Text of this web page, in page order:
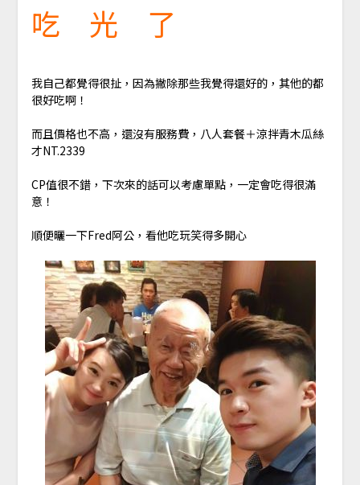
吃 光 了
我自己都覺得很扯，因為撇除那些我覺得還好的，其他的都
很好吃啊！
而且價格也不高，還沒有服務費，八人套餐＋涼拌青木瓜絲
才NT.2339
CP值很不錯，下次來的話可以考慮單點，一定會吃得很滿
意！
順便曬一下Fred阿公，看他吃玩笑得多開心